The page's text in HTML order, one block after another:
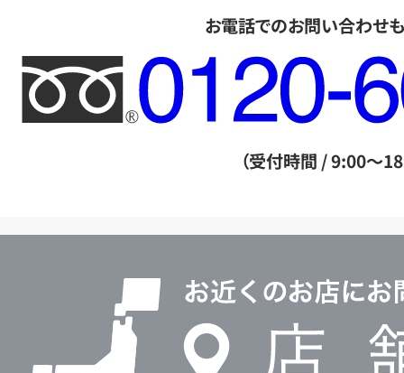
お電話でのお問い合わせ
フ
リ
ー
ル
（受付時間 / 9:00～